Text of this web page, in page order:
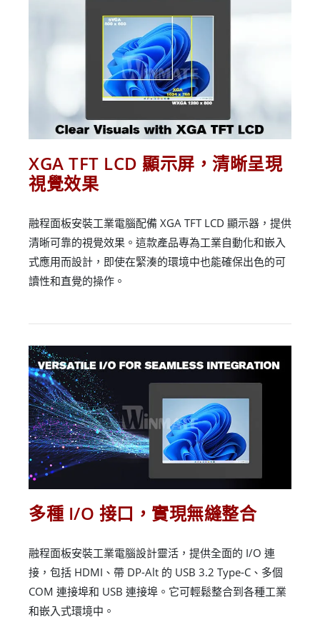
XGA TFT LCD 顯示屏，清晰呈現
視覺效果
融程面板安裝工業電腦配備 XGA TFT LCD 顯示器，提供
清晰可靠的視覺效果。這款產品專為工業自動化和嵌入
式應用而設計，即使在緊湊的環境中也能確保出色的可
讀性和直覺的操作。
多種 I/O 接口，實現無縫整合
融程面板安裝工業電腦設計靈活，提供全面的 I/O 連
接，包括 HDMI、帶 DP-Alt 的 USB 3.2 Type-C、多個
COM 連接埠和 USB 連接埠。它可輕鬆整合到各種工業
和嵌入式環境中。